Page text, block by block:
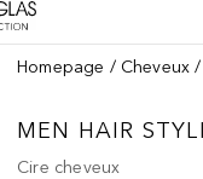
Homepage Cheveux
MEN HAIR
Cire cheveux